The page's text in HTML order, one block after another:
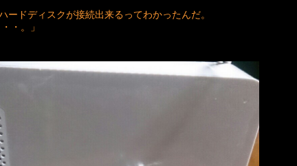
ードディスクが接続出来るってわかったんだ。
・。」